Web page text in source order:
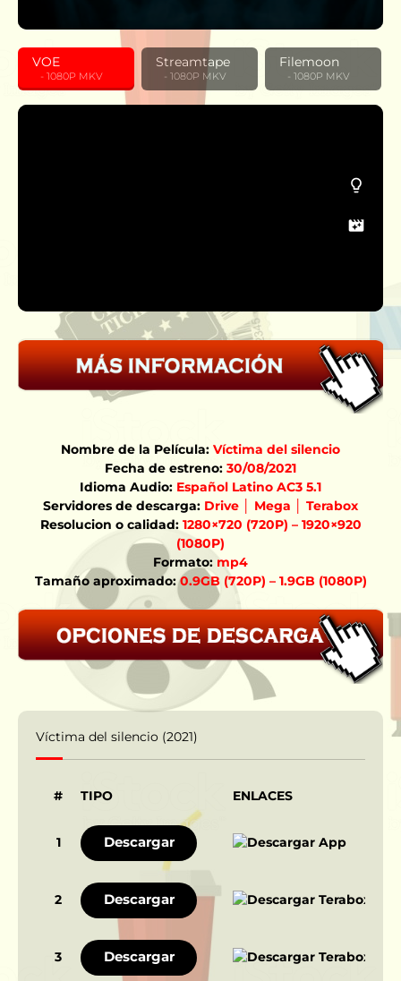
VOE
‎ ‎ ‎ - 1080P MKV
Streamtape
‎ ‎ ‎ - 1080P MKV
Filemoon
‎ ‎ ‎ - 1080P MKV
Nombre de la Película: Víctima del silencio
Fecha de estreno: 30/08/2021
Idioma Audio: Español Latino AC3 5.1
Servidores de descarga: Drive │ Mega │ Terabox
Resolucion o calidad: 1280×720 (720P) – 1920×920
(1080P)
Formato: mp4
Tamaño aproximado: 0.9GB (720P) – 1.9GB (1080P)
Víctima del silencio (2021)
# TIPO ENLACES
1 Descargar
2 Descargar
3 Descargar